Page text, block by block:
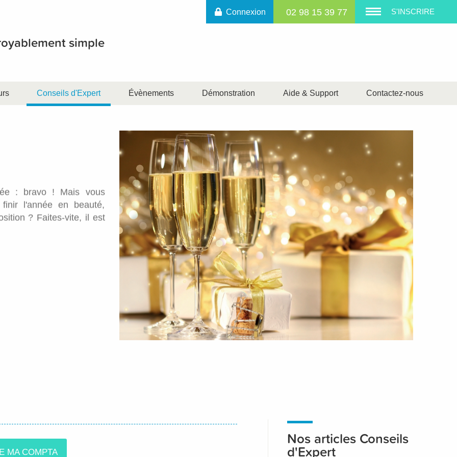
simple
Conseils d'Expert Évènements Démonstration Aide & Support Contactez-nous
Connexion 02 98 15 39 77 S'INSCRIRE
: bravo ! Mais vous
l'année en beauté,
? Faites-vite, il est
MA COMPTA
Nos articles Conseils
d'Expert